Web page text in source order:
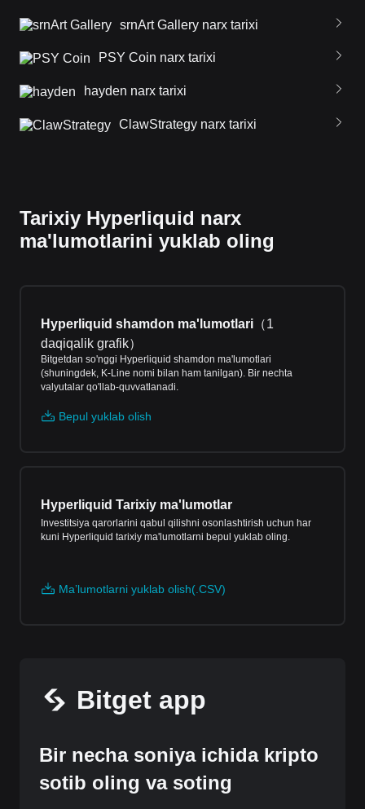
srnArt Gallery narx tarixi
PSY Coin narx tarixi
hayden narx tarixi
ClawStrategy narx tarixi
Tarixiy Hyperliquid narx
ma'lumotlarini yuklab oling
Hyperliquid shamdon ma'lumotlari （1
daqiqalik grafik）
Bitgetdan so'nggi Hyperliquid shamdon ma'lumotlari
(shuningdek, K-Line nomi bilan ham tanilgan). Bir nechta
valyutalar qo'llab-quvvatlanadi.
Bepul yuklab olish
Hyperliquid Tarixiy ma'lumotlar
Investitsiya qarorlarini qabul qilishni osonlashtirish uchun har
kuni Hyperliquid tarixiy ma'lumotlarni bepul yuklab oling.
Maʼlumotlarni yuklab olish(.CSV)
Bitget app
Bir necha soniya ichida kripto
sotib oling va soting